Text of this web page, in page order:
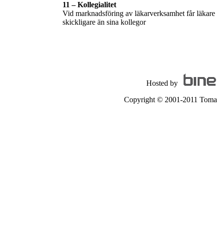
11 – Kollegialitet
Vid marknadsföring av läkarverksamhet får
skickligare än sina kollegor
Hosted by
Copyright © 2001-2011